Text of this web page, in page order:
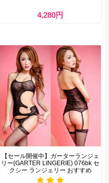
4,280円
【セール開催中】ガーターランジェ
リー(GARTER LINGERIE) 076bk セ
クシー ランジェリー おすすめ